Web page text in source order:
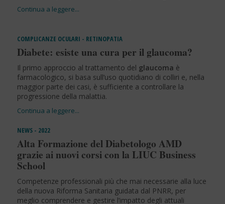
COMPLICANZE OCULARI - RETINOPATIA
Diabete: esiste una cura per il glaucoma?
Il primo approccio al trattamento del glaucoma è
farmacologico, si basa sull’uso quotidiano di colliri e, nella
maggior parte dei casi, è sufficiente a controllare la
progressione della malattia.
NEWS - 2022
Alta Formazione del Diabetologo AMD
grazie ai nuovi corsi con la LIUC Business
School
Competenze professionali più che mai necessarie alla luce
della nuova Riforma Sanitaria guidata dal PNRR, per
meglio comprendere e gestire l’impatto degli attuali